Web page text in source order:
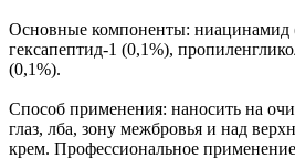
Основные компоненты: ниацинамид
гексапептид-1 (0,1%),
(0,1%).
Способ применения: наносить на
глаз, лба, зону межбровья и над
крем. Профессиональное